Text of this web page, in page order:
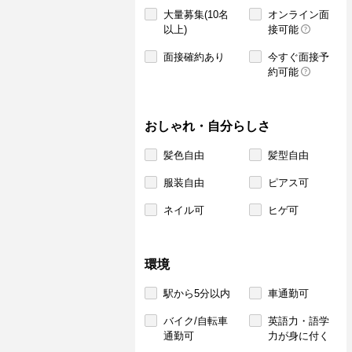
大量募集(10名
以上)
オンライン面
接可能
面接確約あり
今すぐ面接予
約可能
おしゃれ・自分らしさ
髪色自由 髪型自由
服装自由 ピアス可
ネイル可 ヒゲ可
環境
駅から5分以内 車通勤可
バイク/自転車
通勤可
英語力・語学
力が身に付く